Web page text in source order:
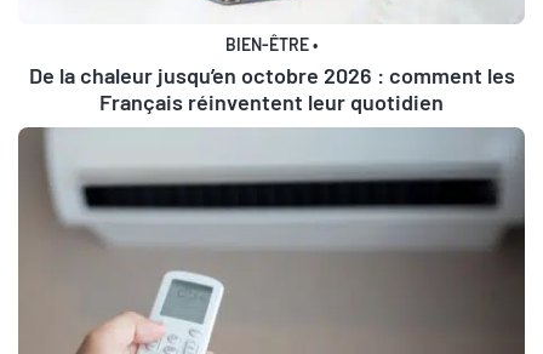
BIEN-ÊTRE•
De la chaleur jusqu’en octobre 2026 : comment les
Français réinventent leur quotidien